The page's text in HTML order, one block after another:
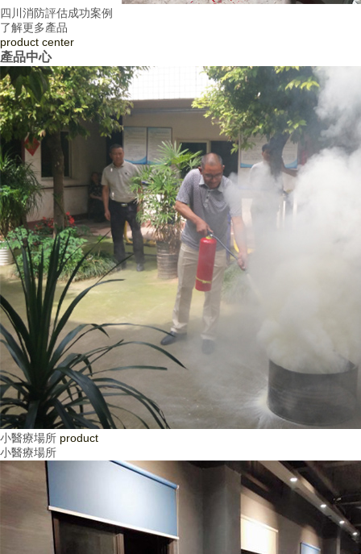
四川消防評估成功案例
了解更多產品
product center
產品中心
小醫療場所 product
小醫療場所